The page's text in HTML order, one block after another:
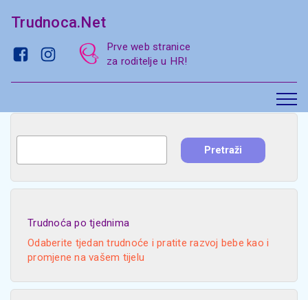
Trudnoca.Net
Prve web stranice
za roditelje u HR!
Trudnoća po tjednima
Odaberite tjedan trudnoće i pratite razvoj bebe kao i
promjene na vašem tijelu